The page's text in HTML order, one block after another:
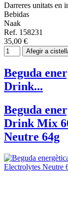
Darreres unitats en
Bebidas
Naak
Ref. 158231
35,00 €
Afegir a
Beguda
Drink...
Beguda
Drink Mix
Neutre 64g